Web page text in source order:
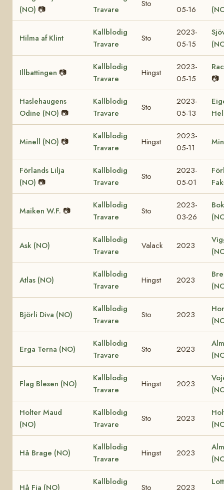
(NO) 📷
Travare
Sto
05-16
Hilma af Klint
Kallblodig
Travare
Sto
2023-
05-15
Illbattingen 📷
Kallblodig
Travare
Hingst
2023-
05-15
📷
Haslehaugens
Odine (NO) 📷
Kallblodig
Travare
Sto
2023-
05-13
Minell (NO) 📷
Kallblodig
Travare
Hingst
2023-
05-11
Förlands Lilja
(NO) 📷
Kallblodig
Travare
Sto
2023-
05-01
Maiken W.F. 📷
Kallblodig
Travare
Sto
2023-
03-26
Ask (NO)
Kallblodig
Travare
Valack 2023
Atlas (NO)
Kallblodig
Travare
Hingst 2023
Björli Diva (NO)
Kallblodig
Travare
Sto 2023
Erga Terna (NO)
Kallblodig
Travare
Sto 2023
Flag Blesen (NO)
Kallblodig
Travare
Hingst 2023
Holter Maud
(NO)
Kallblodig
Travare
Sto 2023
Hå Brage (NO)
Kallblodig
Travare
Hingst 2023
Hå Fia (NO)
Kallblodig
Sto 2023